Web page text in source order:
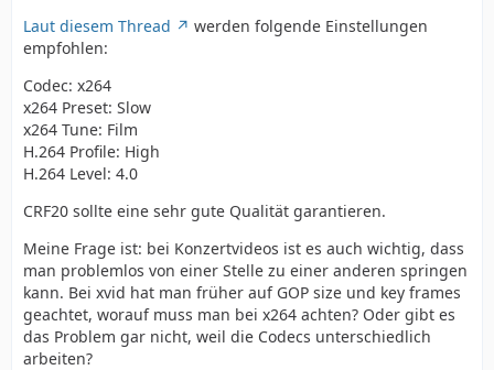
Laut diesem Thread
werden folgende Einstellungen
empfohlen:
Codec: x264
x264 Preset: Slow
x264 Tune: Film
H.264 Profile: High
H.264 Level: 4.0
CRF20 sollte eine sehr gute Qualität garantieren.
Meine Frage ist: bei Konzertvideos ist es auch wichtig, dass
man problemlos von einer Stelle zu einer anderen springen
kann. Bei xvid hat man früher auf GOP size und key frames
geachtet, worauf muss man bei x264 achten? Oder gibt es
das Problem gar nicht, weil die Codecs unterschiedlich
arbeiten?